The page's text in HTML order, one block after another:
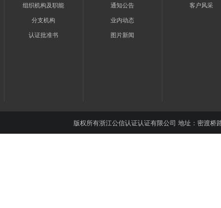
组织机构及职能
分支机构
认证批准书
通知公告
业内动态
图片新闻
客户风采
版权所有浙江公信认证认证有限公司 地址：密渡